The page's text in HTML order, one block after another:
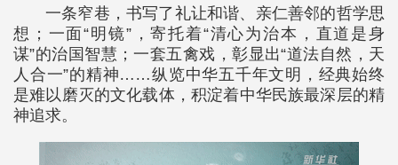
一条窄巷，书写了礼让和谐、亲仁善邻的哲学思
想；一面“明镜”，寄托着“清心为治本，直道是身
谋”的治国智慧；一套五禽戏，彰显出“道法自然，天
人合一”的精神……纵览中华五千年文明，经典始终
是难以磨灭的文化载体，积淀着中华民族最深层的精
神追求。